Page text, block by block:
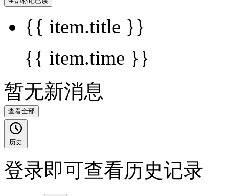
{{ item.title }}
{{ item.time }}
暂无新消息
查看全部
历史
登录即可查看历史记录